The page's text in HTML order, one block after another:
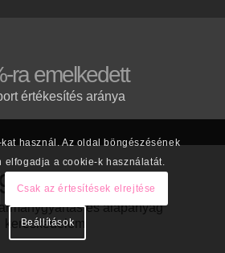
ra emelkedett
értékesítés aránya
000tonna
és alapanyag
kereskedelem
használ. Az oldal böngészésének
elfogadja a cookie-k használatát.
Csak az értesítések elrejtése
Beállítások